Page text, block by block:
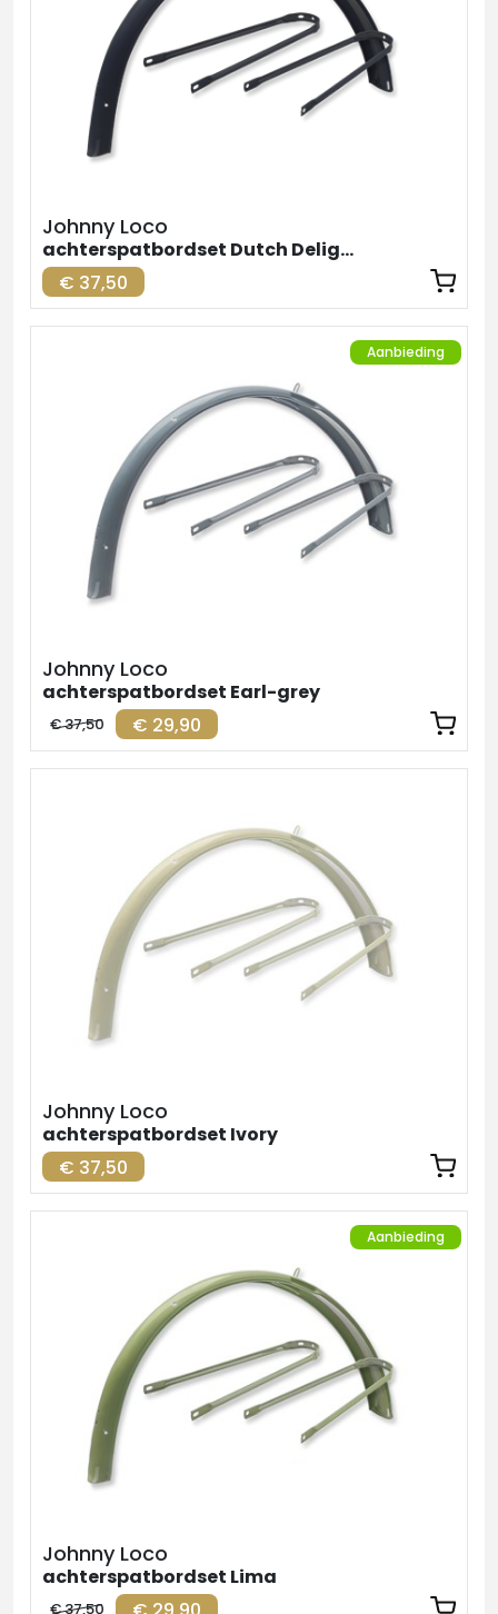
Johnny Loco
achterspatbordset Dutch Delight
€ 37,50
Aanbieding
Johnny Loco
achterspatbordset Earl-grey
€ 29,90
€ 37,50
Johnny Loco
achterspatbordset Ivory
€ 37,50
Aanbieding
Johnny Loco
achterspatbordset Lima
€ 37,50